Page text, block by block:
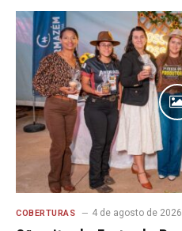
COBERTURAS 4 de agosto de 2026